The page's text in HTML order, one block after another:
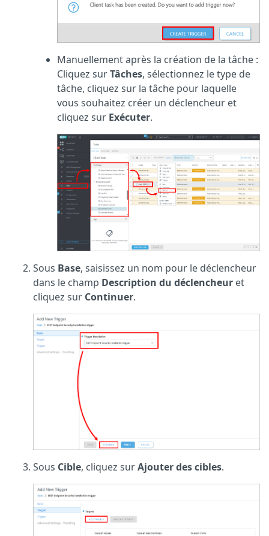
Manuellement après la création de la tâche :
Cliquez surTâches, sélectionnez le type de
tâche, cliquez sur la tâche pour laquelle
vous souhaitez créer un déclencheur et
cliquez sur Exécuter.
Sous Base, saisissez un nom pour le déclencheur
dans le champ Description du déclencheur et
cliquez sur Continuer.
Sous Cible, cliquez surAjouter des cibles.